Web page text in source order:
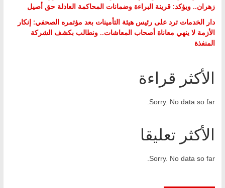
زهران.. ويؤكد: قرينة البراءة وضمانات المحاكمة العادلة حق أصيل
دار الخدمات ترد على رئيس هيئة التأمينات بعد مؤتمره الصحفي: إنكار
الأزمة لا ينهي معاناة أصحاب المعاشات.. ونطالب بكشف الشركة
المنفذة
الأكثر قراءة
Sorry. No data so far.
الأكثر تعليقا
Sorry. No data so far.